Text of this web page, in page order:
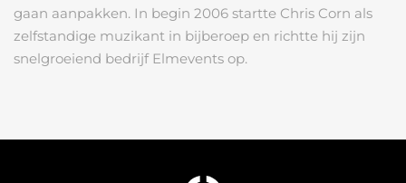
gaan aanpakken. In begin 2006 startte Chris Corn als
zelfstandige muzikant in bijberoep en richtte hij zijn
snelgroeiend bedrijf Elmevents op.